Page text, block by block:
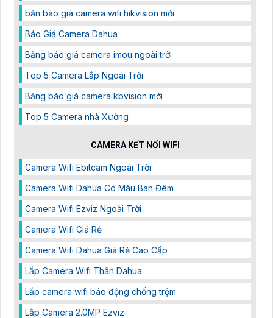
bản báo giá camera wifi hikvision mới
Báo Giá Camera Dahua
Bảng báo giá camera imou ngoài trời
Top 5 Camera Lắp Ngoài Trời
Bảng báo giá camera kbvision mới
Top 5 Camera nhà Xưởng
CAMERA KẾT NỐI WIFI
Camera Wifi Ebitcam Ngoài Trời
Camera Wifi Dahua Có Màu Ban Đêm
Camera Wifi Ezviz Ngoài Trời
Camera Wifi Giá Rẻ
Camera Wifi Dahua Giá Rẻ Cao Cấp
Lắp Camera Wifi Thân Dahua
Lắp camera wifi báo động chống trộm
Lắp Camera 2.0MP Ezviz